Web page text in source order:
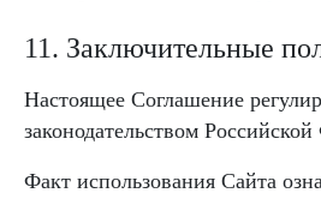
11. Заключительные
Настоящее Соглашение
законодательством
Факт использования Сайта